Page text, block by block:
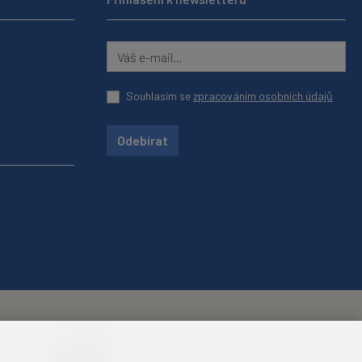
Souhlasím sezpracováním osobních údajů
Odebírat